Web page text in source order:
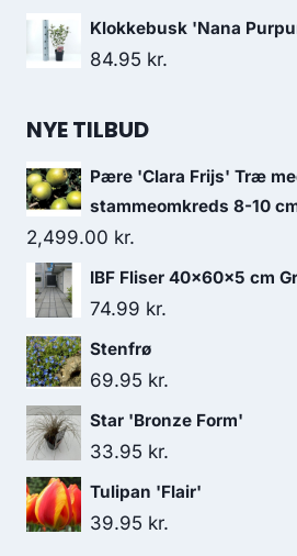
Klokkebusk 'Nana
84.95 kr.
NYE TILBUD
Pære 'Clara Frijs' Træ
stammeomkreds 8-10
2,499.00 kr.
IBF Fliser 40x60x5 cm
74.99 kr.
Stenfrø
69.95 kr.
Star 'Bronze Form'
33.95 kr.
Tulipan 'Flair'
39.95 kr.